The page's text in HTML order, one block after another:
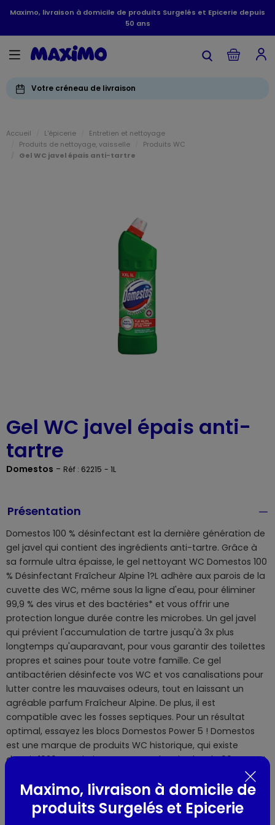
Maximo, livraison à domicile de produits Surgelés et Epicerie depuis
50 ans
Votre créneau de livraison
Accueil L'épicerie
Entretien et nettoyage
Produits de nettoyage, vaisselle
Produits WC
Gel WC javel épais anti-tartre
Gel WC javel épais anti-
tartre
Domestos - Réf : 62215 - 1L
Présentation
Domestos 100 % désinfectant est la dernière génération de
gel javel qui contient des ingrédients anti-tartre. Grâce à
sa formule ultra épaisse, le gel nettoyant WC Domestos 100
% Désinfectant Fraîcheur Alpine 1?L adhère aux parois de la
cuvette des WC, même sous la ligne d'eau, pour éliminer
99,9 % des virus et des bactéries* et vous offrir une
protection longue durée contre les microbes. Un gel javel
qui prévient l'accumulation de tartre jusqu'à 3x plus
longtemps qu'auparavant, pour vous garantir des toilettes
propres et saines pour toute votre famille. Ce gel
antibactérien désinfecte vos WC et vos canalisations pour
lutter contre les mauvaises odeurs, tout en laissant un
agréable parfum Fraîcheur Alpine. De plus, il est
compatible avec les fosses septiques. Pour un résultat
optimal, essayez les blocs Domestos Power 5 ! Domestos
est une marque de produits WC historique, qui existe
depuis 1929. La mission Domestos depuis plus de 90 ans est
d'être l'exterminateur des bactéries et des virus. À l'origine,
Domestos était un désinfectant particulièrement efficace
qui avait pour but d'éradiquer les virus de l'époque. Très
vite, la lutte contre les maladies liées au manque d'hygiène
Maximo, livraison à domicile de
produits Surgelés et Epicerie